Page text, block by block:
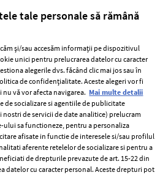
creșterea rapidă a
tale personale să rămână
și/sau accesăm informații pe dispozitivul
unici pentru prelucrarea datelor cu caracter
alegerile dvs. făcând clic mai jos sau în
de confidențialitate. Aceste alegeri vor fi
vă vor afecta navigarea. Mai multe detalii
de socializare si agentiile de publicitate
de servicii de date analitice) prelucram
sa functioneze, pentru a personaliza
afisate in functie de interesele si/sau profilul
aferente retelelor de socializare si pentru a
de drepturile prevazute de art. 15-22 din
datelor cu caracter personal. Aceste drepturi pot